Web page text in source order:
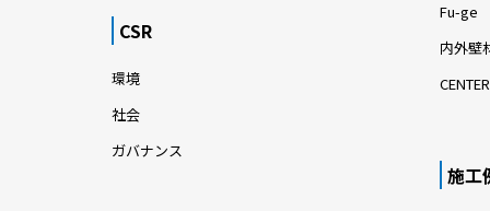
CSR
環境
社会
ガバナンス
Fu-ge
内外壁
施工